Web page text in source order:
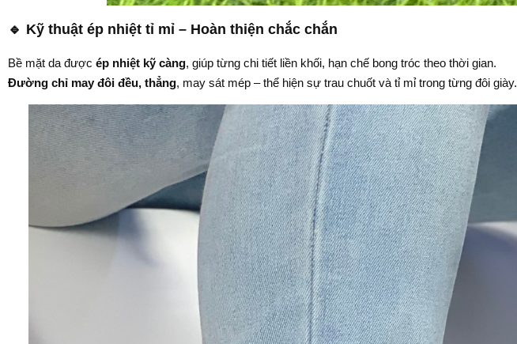
🔹 Kỹ thuật ép nhiệt tỉ mỉ – Hoàn thiện chắc chắn
Bề mặt da được ép nhiệt kỹ càng, giúp từng chi tiết liền khối, hạn chế bong tróc theo thời gian.
Đường chỉ may đôi đều, thẳng, may sát mép – thể hiện sự trau chuốt và tỉ mỉ trong từng đôi giày.